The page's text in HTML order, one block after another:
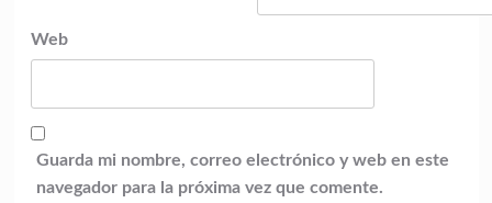
Web
Guarda mi nombre, correo electrónico y web en este
navegador para la próxima vez que comente.